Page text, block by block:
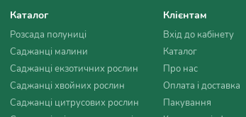
зелене або блакитне забарвлення хвої, який
так і в композиціях з іншими рослинами,
Рослини найкраще ростуть на добре
Каталог
Розсада полуниці
Саджанці малини
Саджанці екзотичних рослин
Саджанці хвойних рослин
Саджанці цитрусових рослин
Клієнтам
Вхід до кабінету
Каталог
Про нас
Оплата і доставка
Пакування